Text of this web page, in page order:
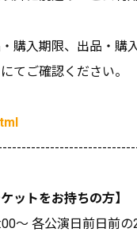
購入期限、出品・購
てご確認ください。
ットをお持ちの方】
～ 各公演日前日前の